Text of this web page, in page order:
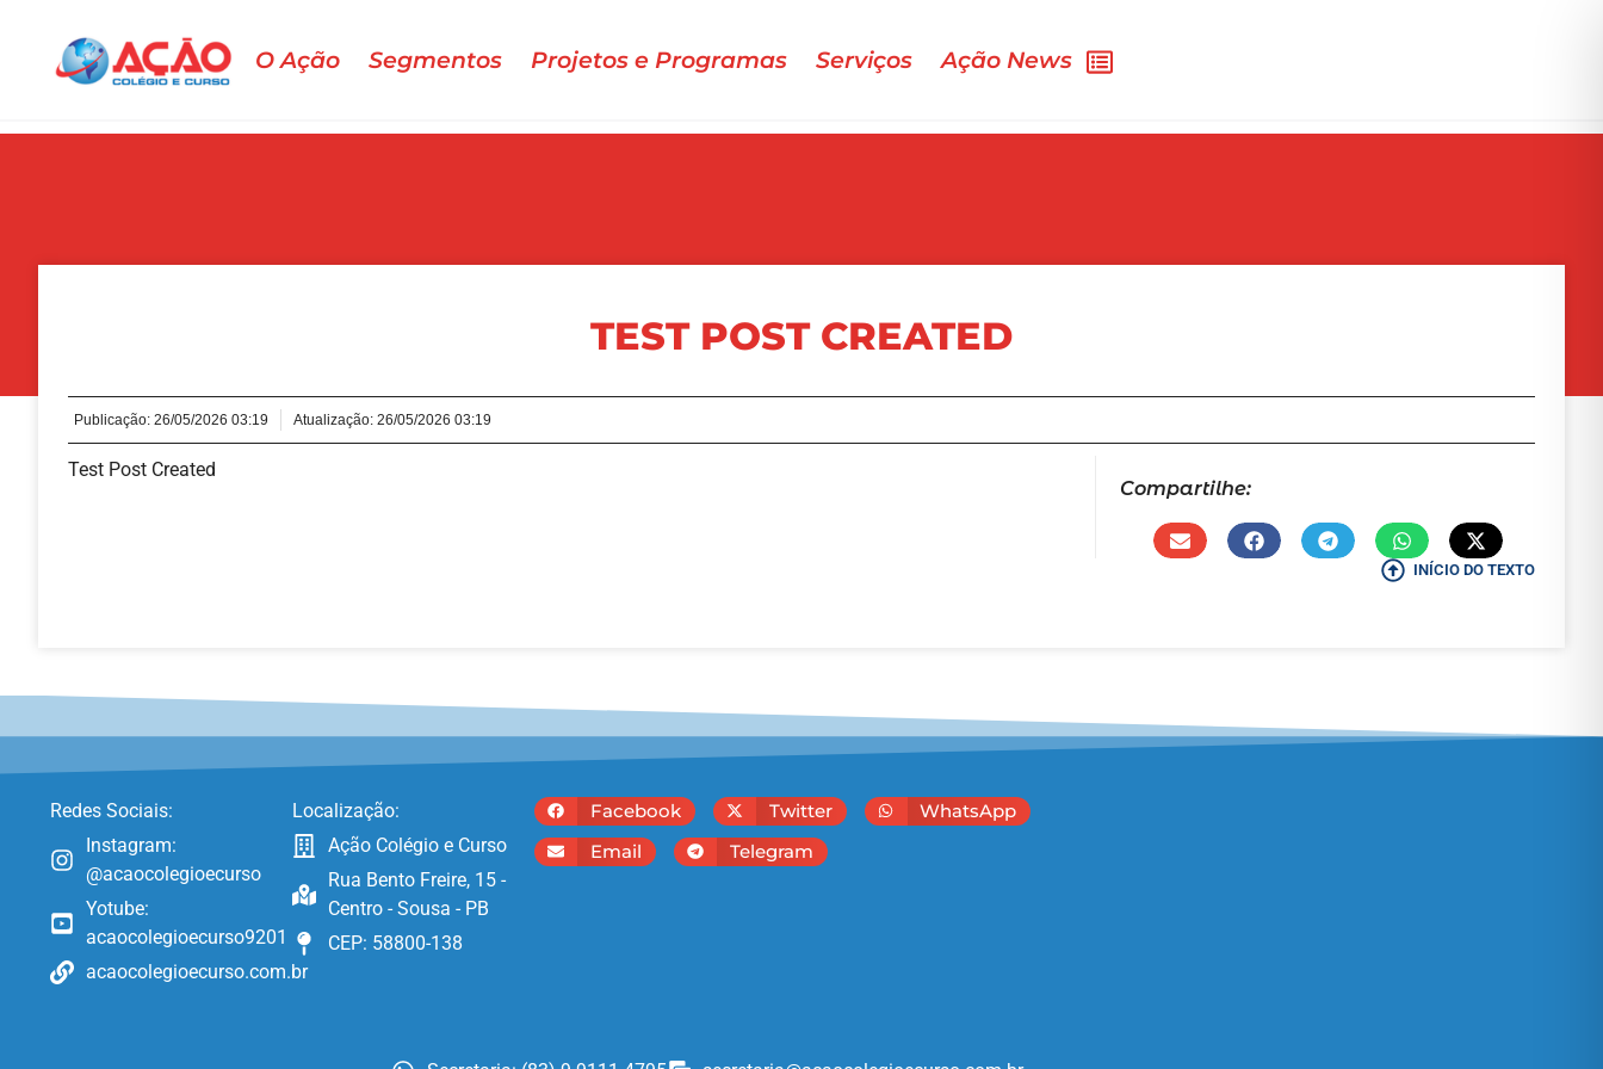
O Ação Segmentos Projetos e Programas Serviços Ação News
TEST POST CREATED
Publicação: 26/05/2026 03:19 Atualização: 26/05/2026 03:19
Test Post Created
Compartilhe:
INÍCIO DO TEXTO
Redes Sociais:
Instagram:
@acaocolegioecurso
Yotube:
acaocolegioecurso9201
acaocolegioecurso.com.br
Localização:
Ação Colégio e Curso
Rua Bento Freire, 15 -
Centro - Sousa - PB
CEP: 58800-138
Facebook Twitter
WhatsApp
Email
Telegram